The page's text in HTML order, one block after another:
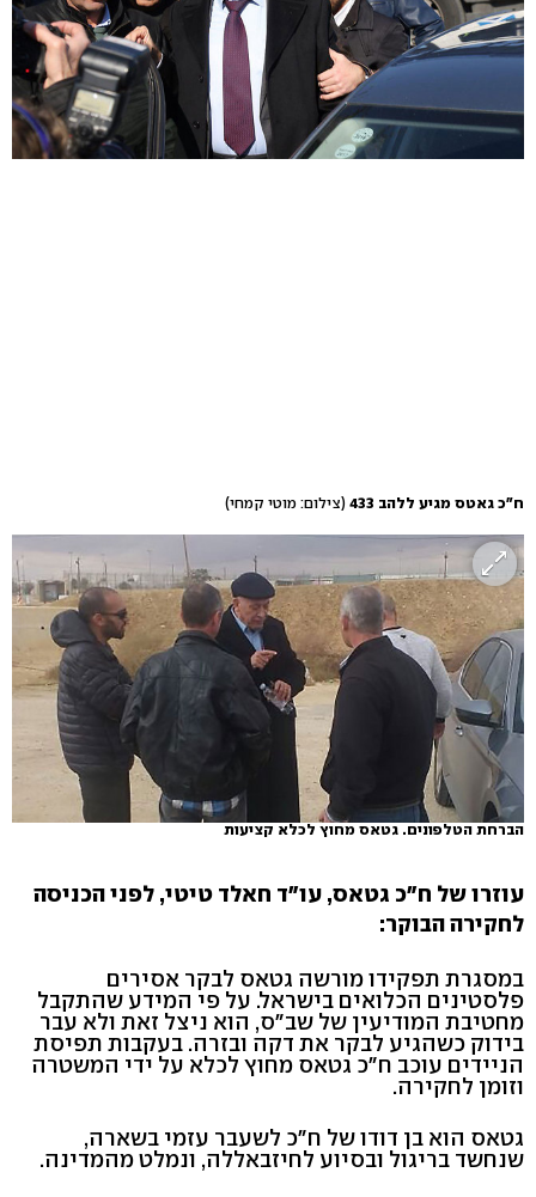
ח"כ גאטס מגיע ללהב 433 (צילום: מוטי קמחי)
הברחת הטלפונים. גטאס מחוץ לכלא קציעות
עוזרו של ח"כ גטאס, עו"ד חאלד טיטי, לפני הכניסה
לחקירה הבוקר:
במסגרת תפקידו מורשה גטאס לבקר אסירים
פלסטינים הכלואים בישראל. על פי המידע שהתקבל
מחטיבת המודיעין של שב"ס, הוא ניצל זאת ולא עבר
בידוק כשהגיע לבקר את דקה ובזרה. בעקבות תפיסת
הניידים עוכב ח"כ גטאס מחוץ לכלא על ידי המשטרה
וזומן לחקירה.
גטאס הוא בן דודו של ח"כ לשעבר עזמי בשארה,
שנחשד בריגול ובסיוע לחיזבאללה, ונמלט מהמדינה.